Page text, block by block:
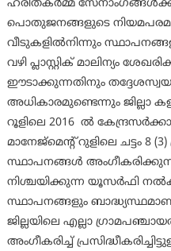
ഹരിതകര്‍മ്മ
പൊതുജനങ്ങളുടെ
വീടുകളില്‍നിന്നും
വഴി പ്ലാസ്റ്റിക് മാലിന്യം
ഈടാക്കുന്നതിനും
അധികാരമുണ്ടെന്നും ജില്ലാ
റൂളിലെ 2016 ല്‍
മാനേജ്മെന്റ് റുളിലെ ചട്ടം 8
സ്ഥാപനങ്ങള്‍
നിശ്ചയിക്കുന്ന യൂസര്‍ഫി
സ്ഥാപനങ്ങളും
ജില്ലയിലെ എല്ലാ
അംഗീകരിച്ച്